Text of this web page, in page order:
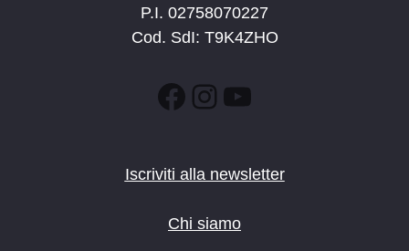
P.I. 02758070227
Cod. SdI: T9K4ZHO
Facebook
Instagram
YouTube
Iscriviti alla newsletter
Chi siamo